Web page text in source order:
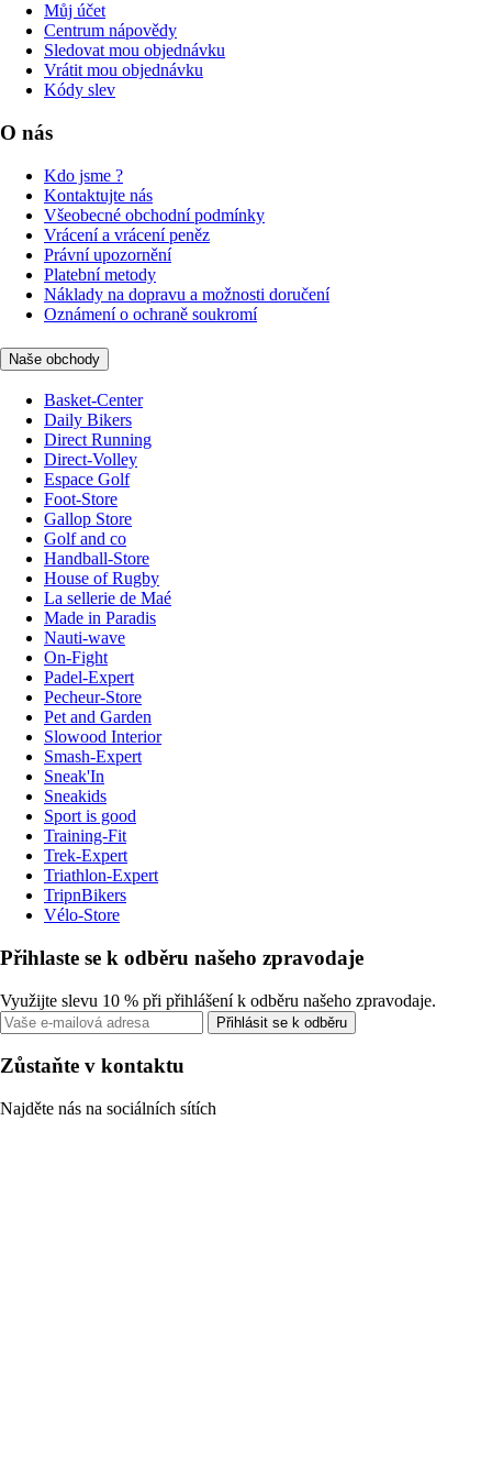
Můj účet
Centrum nápovědy
Sledovat mou objednávku
Vrátit mou objednávku
Kódy slev
O nás
Kdo jsme ?
Kontaktujte nás
Všeobecné obchodní podmínky
Vrácení a vrácení peněz
Právní upozornění
Platební metody
Náklady na dopravu a možnosti doručení
Oznámení o ochraně soukromí
Naše obchody
Basket-Center
Daily Bikers
Direct Running
Direct-Volley
Espace Golf
Foot-Store
Gallop Store
Golf and co
Handball-Store
House of Rugby
La sellerie de Maé
Made in Paradis
Nauti-wave
On-Fight
Padel-Expert
Pecheur-Store
Pet and Garden
Slowood Interior
Smash-Expert
Sneak'In
Sneakids
Sport is good
Training-Fit
Trek-Expert
Triathlon-Expert
TripnBikers
Vélo-Store
Přihlaste se k odběru našeho zpravodaje
Využijte slevu 10 % při přihlášení k odběru našeho zpravodaje.
Přihlásit se k odběru
Zůstaňte v kontaktu
Najděte nás na sociálních sítích